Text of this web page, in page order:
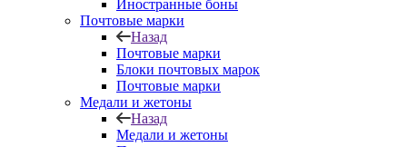
Иностранные боны
Почтовые марки
Назад
Почтовые марки
Блоки почтовых марок
Почтовые марки
Медали и жетоны
Назад
Медали и жетоны